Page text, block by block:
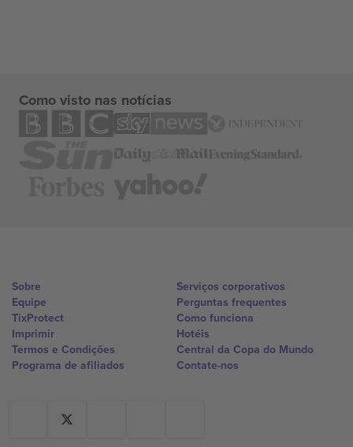
Como visto nas notícias
Sobre
Equipe
TixProtect
Imprimir
Termos e Condições
Programa de afiliados
Serviços corporativos
Perguntas frequentes
Como funciona
Hotéis
Central da Copa do Mundo
Contate-nos